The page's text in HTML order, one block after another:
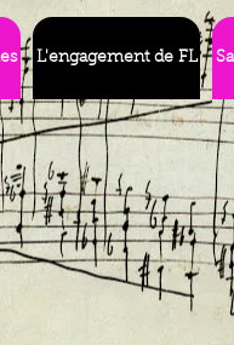
L'engagement de FL